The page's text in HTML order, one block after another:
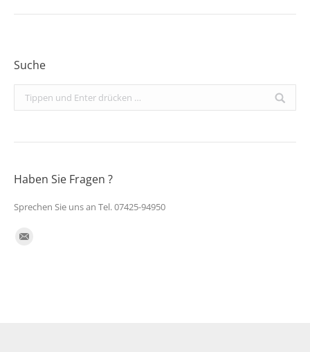
Suche
Search:
Haben Sie Fragen ?
Sprechen Sie uns an Tel. 07425-94950
Finden Sie uns auf: